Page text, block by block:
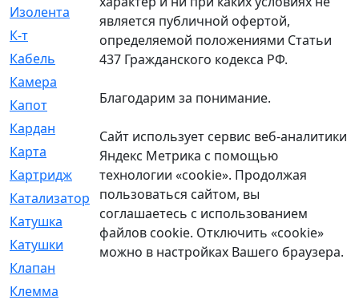
Изолента
[1]
К-т
[13]
Кабель
[50]
Камера
Капот
[144]
Кардан
Карта
[2]
Картридж
[250]
Катализатор
[1]
Катушка
[2]
Катушки
[291]
Клапан
Клемма
является публичной офертой,
определяемой положениями Статьи
437 Гражданского кодекса РФ.
Благодарим за понимание.
Сайт использует сервис веб-аналитики
Яндекс Метрика с помощью
технологии «cookie». Продолжая
пользоваться сайтом, вы
соглашаетесь с использованием
файлов cookie. Отключить «cookie»
можно в настройках Вашего браузера.